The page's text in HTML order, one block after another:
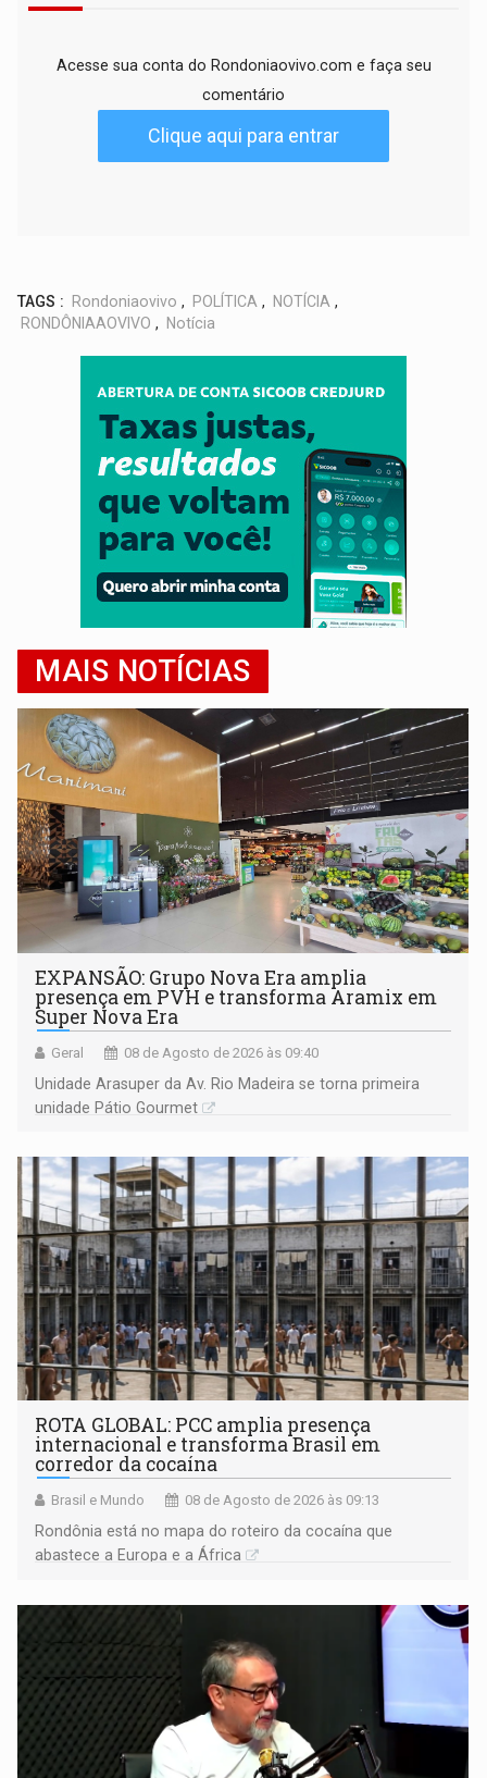
Acesse sua conta do Rondoniaovivo.com e faça seu
comentário
Clique aqui para entrar
TAGS : Rondoniaovivo , POLÍTICA , NOTÍCIA ,
RONDÔNIAAOVIVO , Notícia
MAIS NOTÍCIAS
EXPANSÃO: Grupo Nova Era amplia
presença em PVH e transforma Aramix em
Super Nova Era
Geral 08 de Agosto de 2026 às 09:40
Unidade Arasuper da Av. Rio Madeira se torna primeira
unidade Pátio Gourmet
ROTA GLOBAL: PCC amplia presença
internacional e transforma Brasil em
corredor da cocaína
Brasil e Mundo 08 de Agosto de 2026 às 09:13
Rondônia está no mapa do roteiro da cocaína que
abastece a Europa e a África